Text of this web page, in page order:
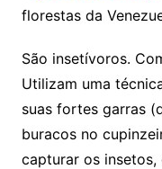
florestas da
São insetívoros.
Utilizam uma
suas fortes garras
buracos no
capturar os